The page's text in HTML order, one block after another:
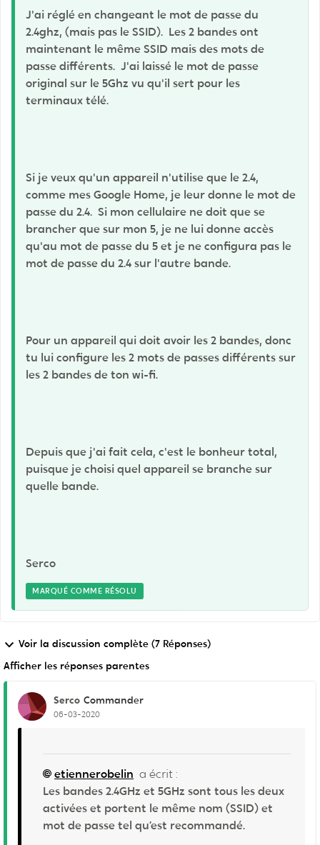
J'ai réglé en changeant le mot de passe du
2.4ghz, (mais pas le SSID). Les 2 bandes ont
maintenant le même SSID mais des mots de
passe différents. J'ai laissé le mot de passe
original sur le 5Ghz vu qu'il sert pour les
terminaux télé.
Si je veux qu'un appareil n'utilise que le 2.4,
comme mes Google Home, je leur donne le mot de
passe du 2.4. Si mon cellulaire ne doit que se
brancher que sur mon 5, je ne lui donne accès
qu'au mot de passe du 5 et je ne configura pas le
mot de passe du 2.4 sur l'autre bande.
Pour un appareil qui doit avoir les 2 bandes, donc
tu lui configure les 2 mots de passes différents sur
les 2 bandes de ton wi-fi.
Depuis que j'ai fait cela, c'est le bonheur total,
puisque je choisi quel appareil se branche sur
quelle bande.
Serco
MARQUÉ COMME RÉSOLU
Voir la discussion complète (7 Réponses)
Afficher les réponses parentes
Serco Commander
06-03-2020
etiennerobelin a écrit :
Les bandes 2.4GHz et 5GHz sont tous les deux
activées et portent le même nom (SSID) et
mot de passe tel qu’est recommandé.